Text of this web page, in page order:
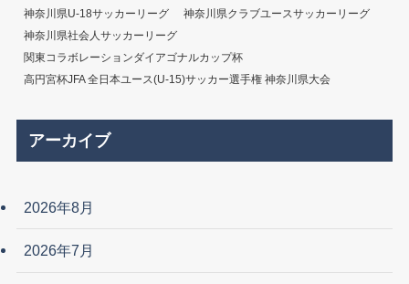
神奈川県U-18サッカーリーグ
神奈川県クラブユースサッカーリーグ
神奈川県社会人サッカーリーグ
関東コラボレーションダイアゴナルカップ杯
高円宮杯JFA 全日本ユース(U-15)サッカー選手権 神奈川県大会
アーカイブ
2026年8月
2026年7月